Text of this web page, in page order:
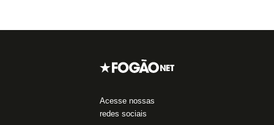
Acesse nossas
redes sociais